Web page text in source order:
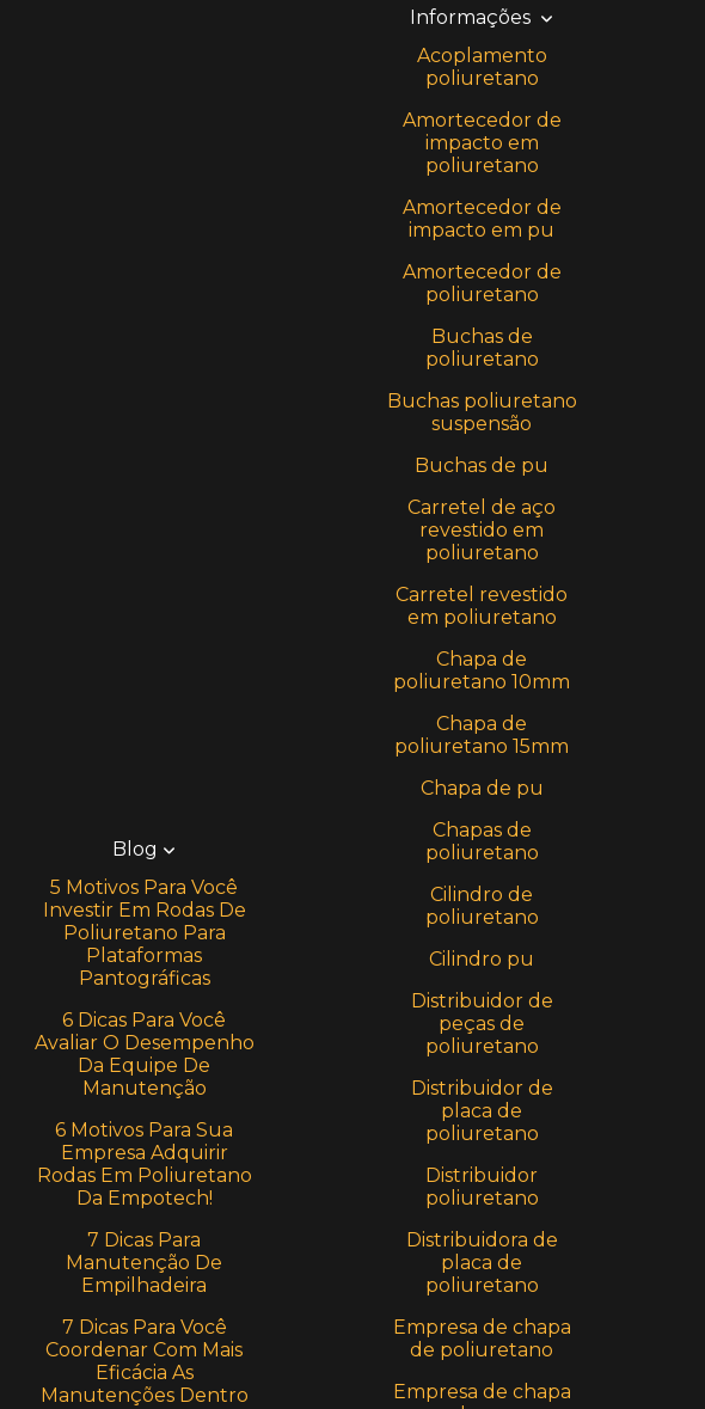
Blog
5 Motivos Para Você
Investir Em Rodas De
Poliuretano Para
Plataformas
Pantográficas
6 Dicas Para Você
Avaliar O Desempenho
Da Equipe De
Manutenção
6 Motivos Para Sua
Empresa Adquirir
Rodas Em Poliuretano
Da Empotech!
7 Dicas Para
Manutenção De
Empilhadeira
7 Dicas Para Você
Coordenar Com Mais
Eficácia As
Manutenções Dentro
Informações
Acoplamento
poliuretano
Amortecedor de
impacto em
poliuretano
Amortecedor de
impacto em pu
Amortecedor de
poliuretano
Buchas de
poliuretano
Buchas poliuretano
suspensão
Buchas de pu
Carretel de aço
revestido em
poliuretano
Carretel revestido
em poliuretano
Chapa de
poliuretano 10mm
Chapa de
poliuretano 15mm
Chapa de pu
Chapas de
poliuretano
Cilindro de
poliuretano
Cilindro pu
Distribuidor de
peças de
poliuretano
Distribuidor de
placa de
poliuretano
Distribuidor
poliuretano
Distribuidora de
placa de
poliuretano
Empresa de chapa
de poliuretano
Empresa de chapa